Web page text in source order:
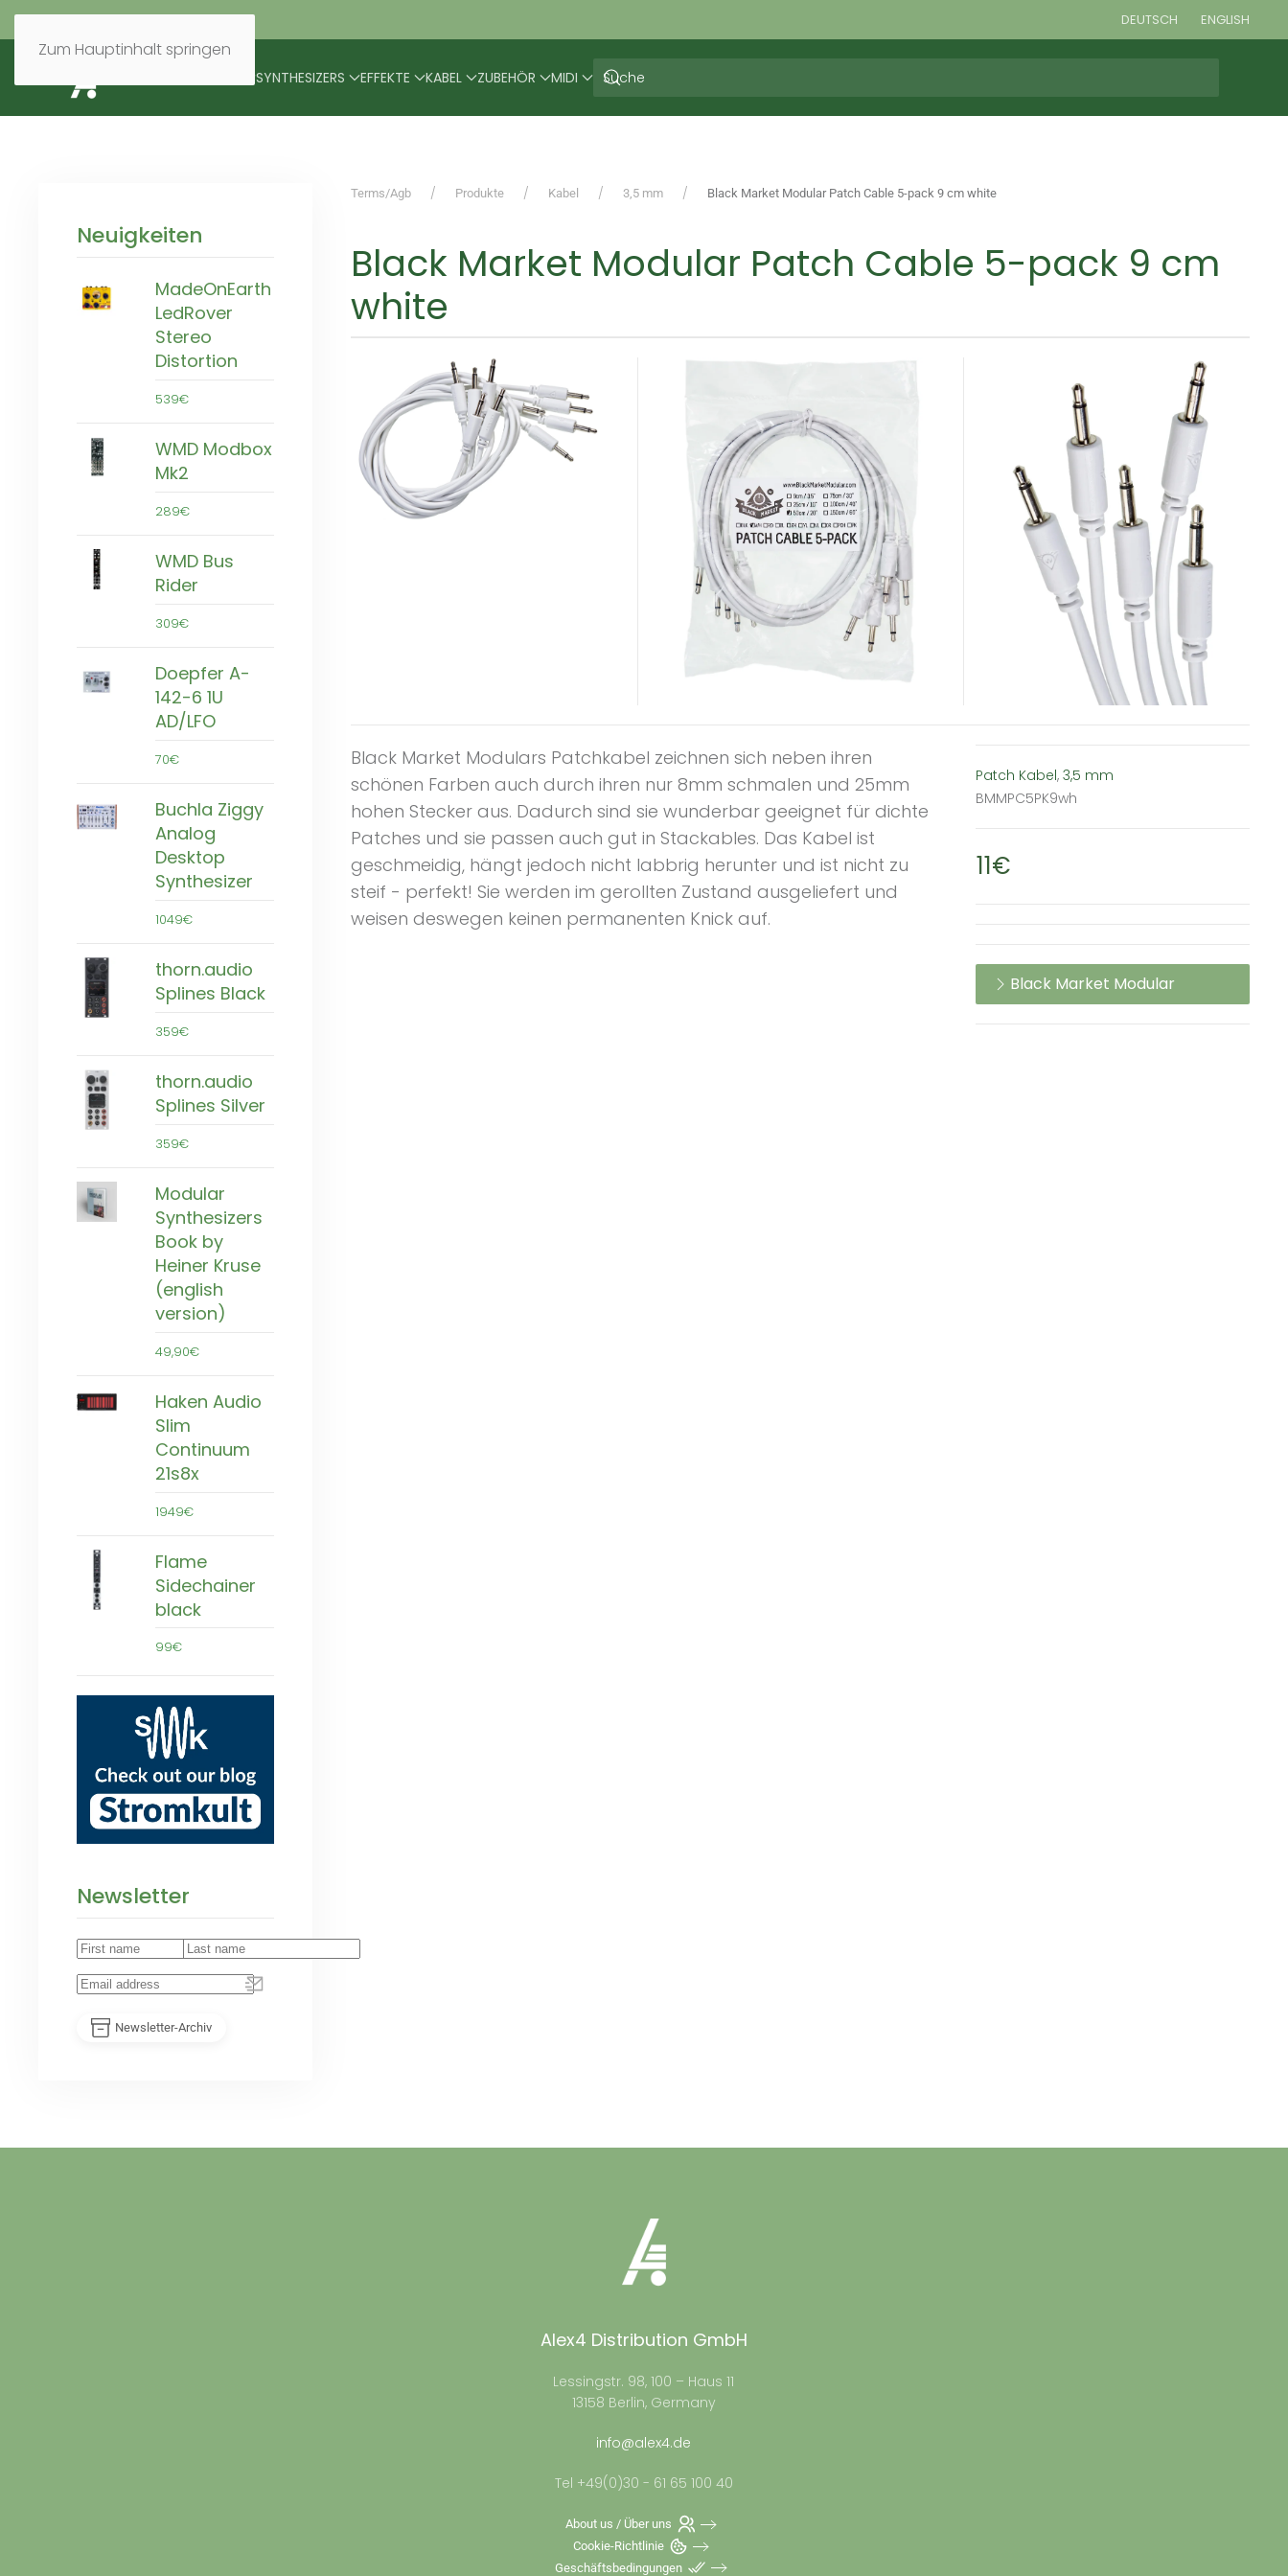
Zum Hauptinhalt springen
DEUTSCH ENGLISH
SYNTHESIZERS EFFEKTE KABEL ZUBEHÖR MIDI
Neuigkeiten
MadeOnEarth
LedRover
Stereo
Distortion
539€
WMD Modbox
Mk2
289€
WMD Bus
Rider
309€
Doepfer A-
142-6 1U
AD/LFO
70€
Buchla Ziggy
Analog
Desktop
Synthesizer
1049€
thorn.audio
Splines Black
359€
thorn.audio
Splines Silver
359€
Modular
Synthesizers
Book by
Heiner Kruse
(english
version)
49,90€
Haken Audio
Slim
Continuum
21s8x
1949€
Flame
Sidechainer
black
99€
Newsletter
Newsletter-Archiv
Terms/Agb Produkte Kabel 3,5 mm Black Market Modular Patch Cable 5-pack 9 cm white
Black Market Modular Patch Cable 5-pack 9 cm
white
Black Market Modulars Patchkabel zeichnen sich neben ihren
schönen Farben auch durch ihren nur 8mm schmalen und 25mm
hohen Stecker aus. Dadurch sind sie wunderbar geeignet für dichte
Patches und sie passen auch gut in Stackables. Das Kabel ist
geschmeidig, hängt jedoch nicht labbrig herunter und ist nicht zu
steif - perfekt! Sie werden im gerollten Zustand ausgeliefert und
weisen deswegen keinen permanenten Knick auf.
Patch Kabel, 3,5 mm
BMMPC5PK9wh
11€
Black Market Modular
Alex4 Distribution GmbH
Lessingstr. 98, 100 – Haus 11
13158 Berlin, Germany
info@alex4.de
Tel +49(0)30 - 61 65 100 40
About us / Über uns
Cookie-Richtlinie
Geschäftsbedingungen